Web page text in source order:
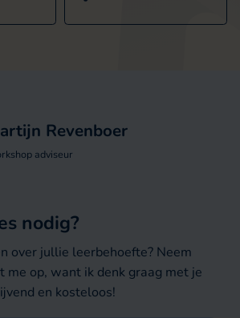
Revenboer
adviseur
nodig?
over jullie leerbehoefte? Neem
me op, want ik denk graag met je
en kosteloos!